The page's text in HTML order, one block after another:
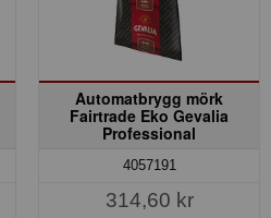
Automatbrygg mörk
Fairtrade Eko Gevalia
Professional
4057191
314,60 kr